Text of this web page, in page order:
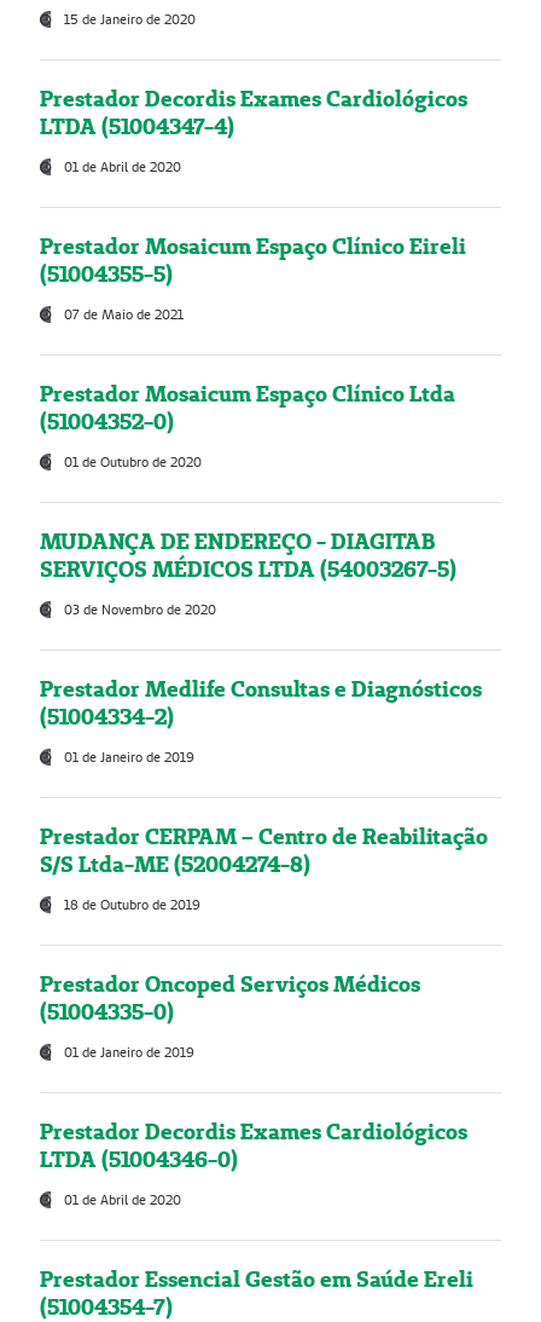
15 de Janeiro de 2020
Prestador Decordis Exames Cardiológicos
LTDA (51004347-4)
01 de Abril de 2020
Prestador Mosaicum Espaço Clínico Eireli
(51004355-5)
07 de Maio de 2021
Prestador Mosaicum Espaço Clínico Ltda
(51004352-0)
01 de Outubro de 2020
MUDANÇA DE ENDEREÇO - DIAGITAB
SERVIÇOS MÉDICOS LTDA (54003267-5)
03 de Novembro de 2020
Prestador Medlife Consultas e Diagnósticos
(51004334-2)
01 de Janeiro de 2019
Prestador CERPAM – Centro de Reabilitação
S/S Ltda-ME (52004274-8)
18 de Outubro de 2019
Prestador Oncoped Serviços Médicos
(51004335-0)
01 de Janeiro de 2019
Prestador Decordis Exames Cardiológicos
LTDA (51004346-0)
01 de Abril de 2020
Prestador Essencial Gestão em Saúde Ereli
(51004354-7)